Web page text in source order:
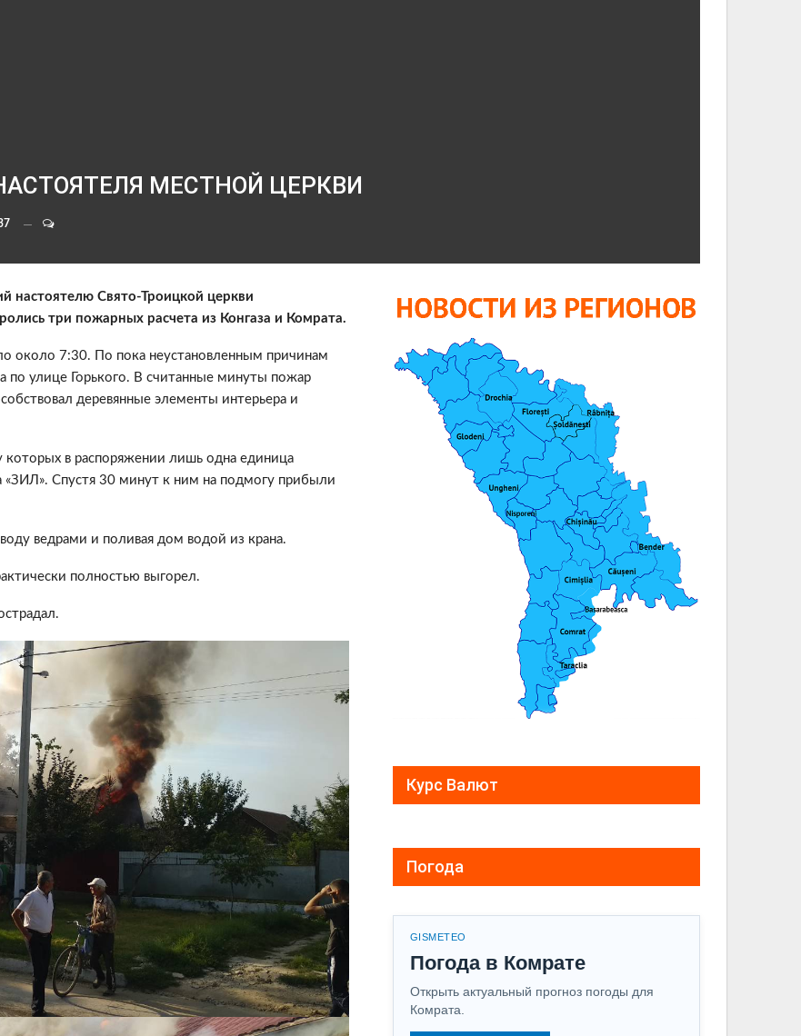
МЕСТНОЙ ЦЕРКВИ
настоятелю Свято-Троицкой церкви
три пожарных расчета из Конгаза и Комрата.
около 7:30. По пока неустановленным причинам
по улице Горького. В считанные минуты пожар
деревянные элементы интерьера и
в распоряжении лишь одна единица
«ЗИЛ». Спустя 30 минут к ним на подмогу прибыли
ведрами и поливая дом водой из крана.
полностью выгорел.
Курс Валют
Погода
GISMETEO
Погода в Комрате
Открыть актуальный прогноз погоды для
Комрата.